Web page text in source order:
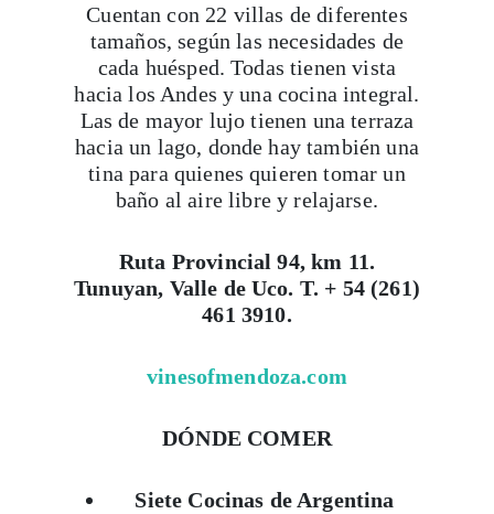
Cuentan con 22 villas de diferentes
tamaños, según las necesidades de
cada huésped. Todas tienen vista
hacia los Andes y una cocina integral.
Las de mayor lujo tienen una terraza
hacia un lago, donde hay también una
tina para quienes quieren tomar un
baño al aire libre y relajarse.
Ruta Provincial 94, km 11.
Tunuyan, Valle de Uco. T. + 54 (261)
461 3910.
vinesofmendoza.com
DÓNDE COMER
Siete Cocinas de Argentina